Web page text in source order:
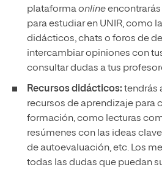
plataformaonline
para estudiar en UNIR, como
didácticos, chats o foros de
intercambiar opiniones con
consultar dudas a tus
Recursos didácticos: tendrás
recursos de aprendizaje para
formación, como lecturas
resúmenes con las ideas
de autoevaluación, etc. Los
todas las dudas que puedan